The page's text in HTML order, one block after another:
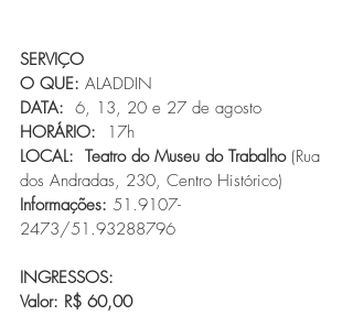
SERVIÇO
O QUE: ALADDIN
DATA:
  6, 13, 20 e 27 de agosto
HORÁRIO:
  17h
LOCAL: Teatro do Museu do Trabalho (Rua
dos Andradas, 230, Centro Histórico)
Informações: 51.9107-
2473/51.93288796
INGRESSOS:
Valor: R$ 60,00